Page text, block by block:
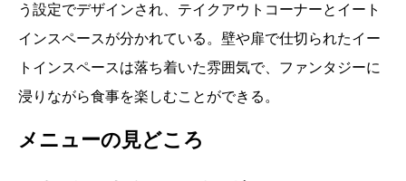
う設定でデザインされ、テイクアウトコーナーとイート
インスペースが分かれている。壁や扉で仕切られたイー
トインスペースは落ち着いた雰囲気で、ファンタジーに
浸りながら食事を楽しむことができる。
メニューの見どころ